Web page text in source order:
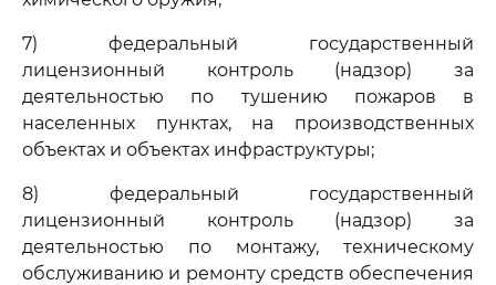
7) федеральный государственный
лицензионный контроль (надзор) за
деятельностью по тушению пожаров в
населенных пунктах, на производственных
объектах и объектах инфраструктуры;
8) федеральный государственный
лицензионный контроль (надзор) за
деятельностью по монтажу, техническому
обслуживанию и ремонту средств обеспечения